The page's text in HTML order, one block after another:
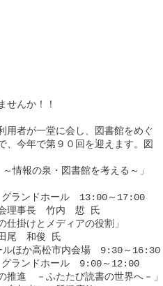
せんか！！
用者が一堂に会し、図書館をめぐ
、今年で第９０回を迎えます。図
情報の泉・図書館を考える～」
ランドホール　13:00～17:00
　竹内　悊 氏
メディアの役割」
俊 氏
ほか高松市内会場　9:30～16:30
ランドホール　9:00～12:00
ふたたび読書の世界へ－」